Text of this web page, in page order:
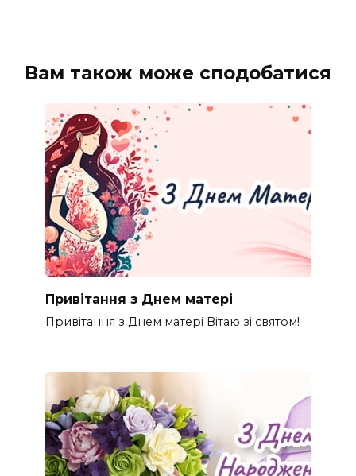
Вам також може сподобатися
Привітання з Днем матері
Привітання з Днем матері Вітаю зі святом!